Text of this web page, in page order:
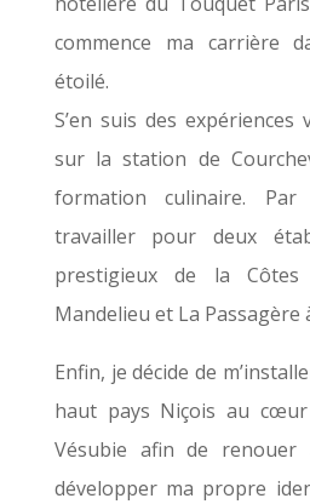
commence ma carrière
étoilé.
S’en suis des expériences
sur la station de
formation culinaire.
travailler pour deux
prestigieux de la Côtes
Mandelieu et La Passagère
Enfin, je décide de
haut pays Niçois au
Vésubie afin de
développer ma propre